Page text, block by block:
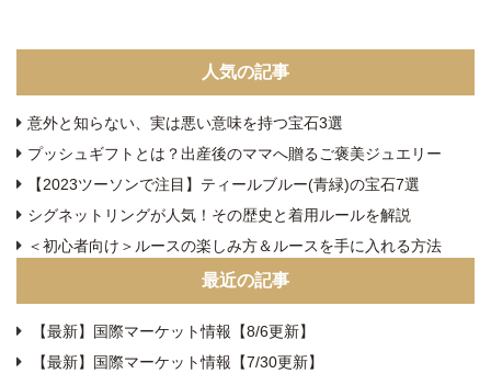
人気の記事
意外と知らない、実は悪い意味を持つ宝石3選
プッシュギフトとは？出産後のママへ贈るご褒美ジュエリー
【2023ツーソンで注目】ティールブルー(青緑)の宝石7選
シグネットリングが人気！その歴史と着用ルールを解説
＜初心者向け＞ルースの楽しみ方＆ルースを手に入れる方法
最近の記事
【最新】国際マーケット情報【8/6更新】
【最新】国際マーケット情報【7/30更新】